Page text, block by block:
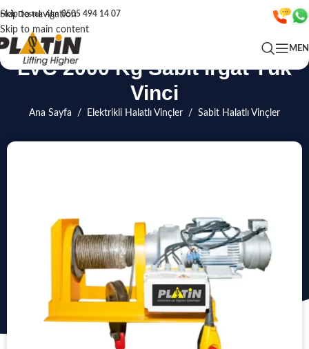
Skip to navigation
Skip to main content
Hızlı Destek Alın0505 494 14 07
LVC 2000 Kg Sabit Irgat Yük
Vinci
Ana Sayfa / Elektrikli Halatlı Vinçler / Sabit Halatlı Vinçler